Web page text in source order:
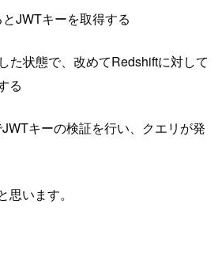
JWTキーを取得する
た状態で、改めてRedshiftに対して
る
キーの検証を行い、クエリが発
います。